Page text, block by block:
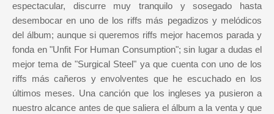
espectacular, discurre muy tranquilo y sosegado hasta
desembocar en uno de los riffs más pegadizos y melódicos
del álbum; aunque si queremos riffs mejor hacemos parada y
fonda en "Unfit For Human Consumption"; sin lugar a dudas el
mejor tema de "Surgical Steel" ya que cuenta con uno de los
riffs más cañeros y envolventes que he escuchado en los
últimos meses. Una canción que los ingleses ya pusieron a
nuestro alcance antes de que saliera el álbum a la venta y que